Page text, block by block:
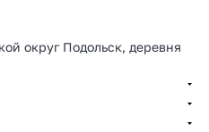
округ Подольск, деревня